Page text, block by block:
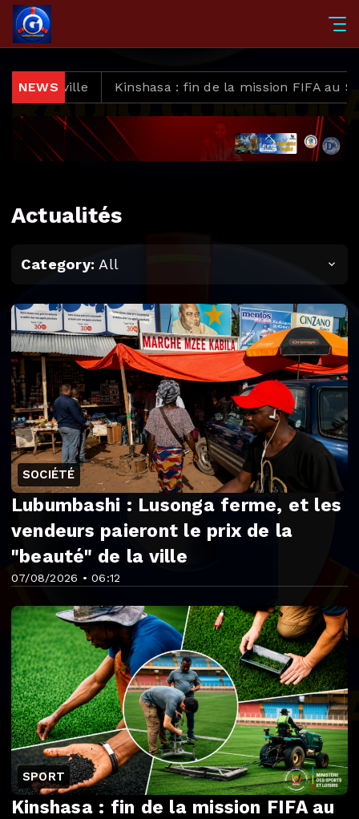
NEWS
Kinshasa : fin de la mission FIFA au Stade des
Actualités
Category: All
SOCIÉTÉ
07/08/2026 • 06:12
Lubumbashi : Lusonga ferme, et les
vendeurs paieront le prix de la
"beauté" de la ville
SPORT
Kinshasa : fin de la mission FIFA au